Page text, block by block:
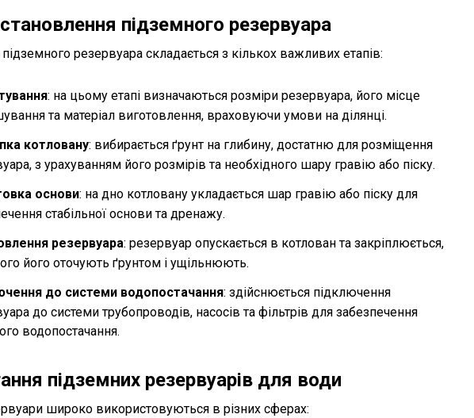
підземного резервуара
резервуара складається з кількох важливих етапів:
: на цьому етапі визначаються розміри резервуара, його місце
та матеріал виготовлення, враховуючи умови на ділянці.
котловану: вибирається ґрунт на глибину, достатню для розміщення
з урахуванням його розмірів та необхідного шару гравію або піску.
основи: на дно котловану укладається шар гравію або піску для
стабільної основи та дренажу.
резервуара: резервуар опускається в котлован та закріплюється,
його оточують ґрунтом і ущільнюють.
до системи водопостачання: здійснюється підключення
до системи трубопроводів, насосів та фільтрів для забезпечення
водопостачання.
підземних резервуарів для води
широко використовуються в різних сферах: